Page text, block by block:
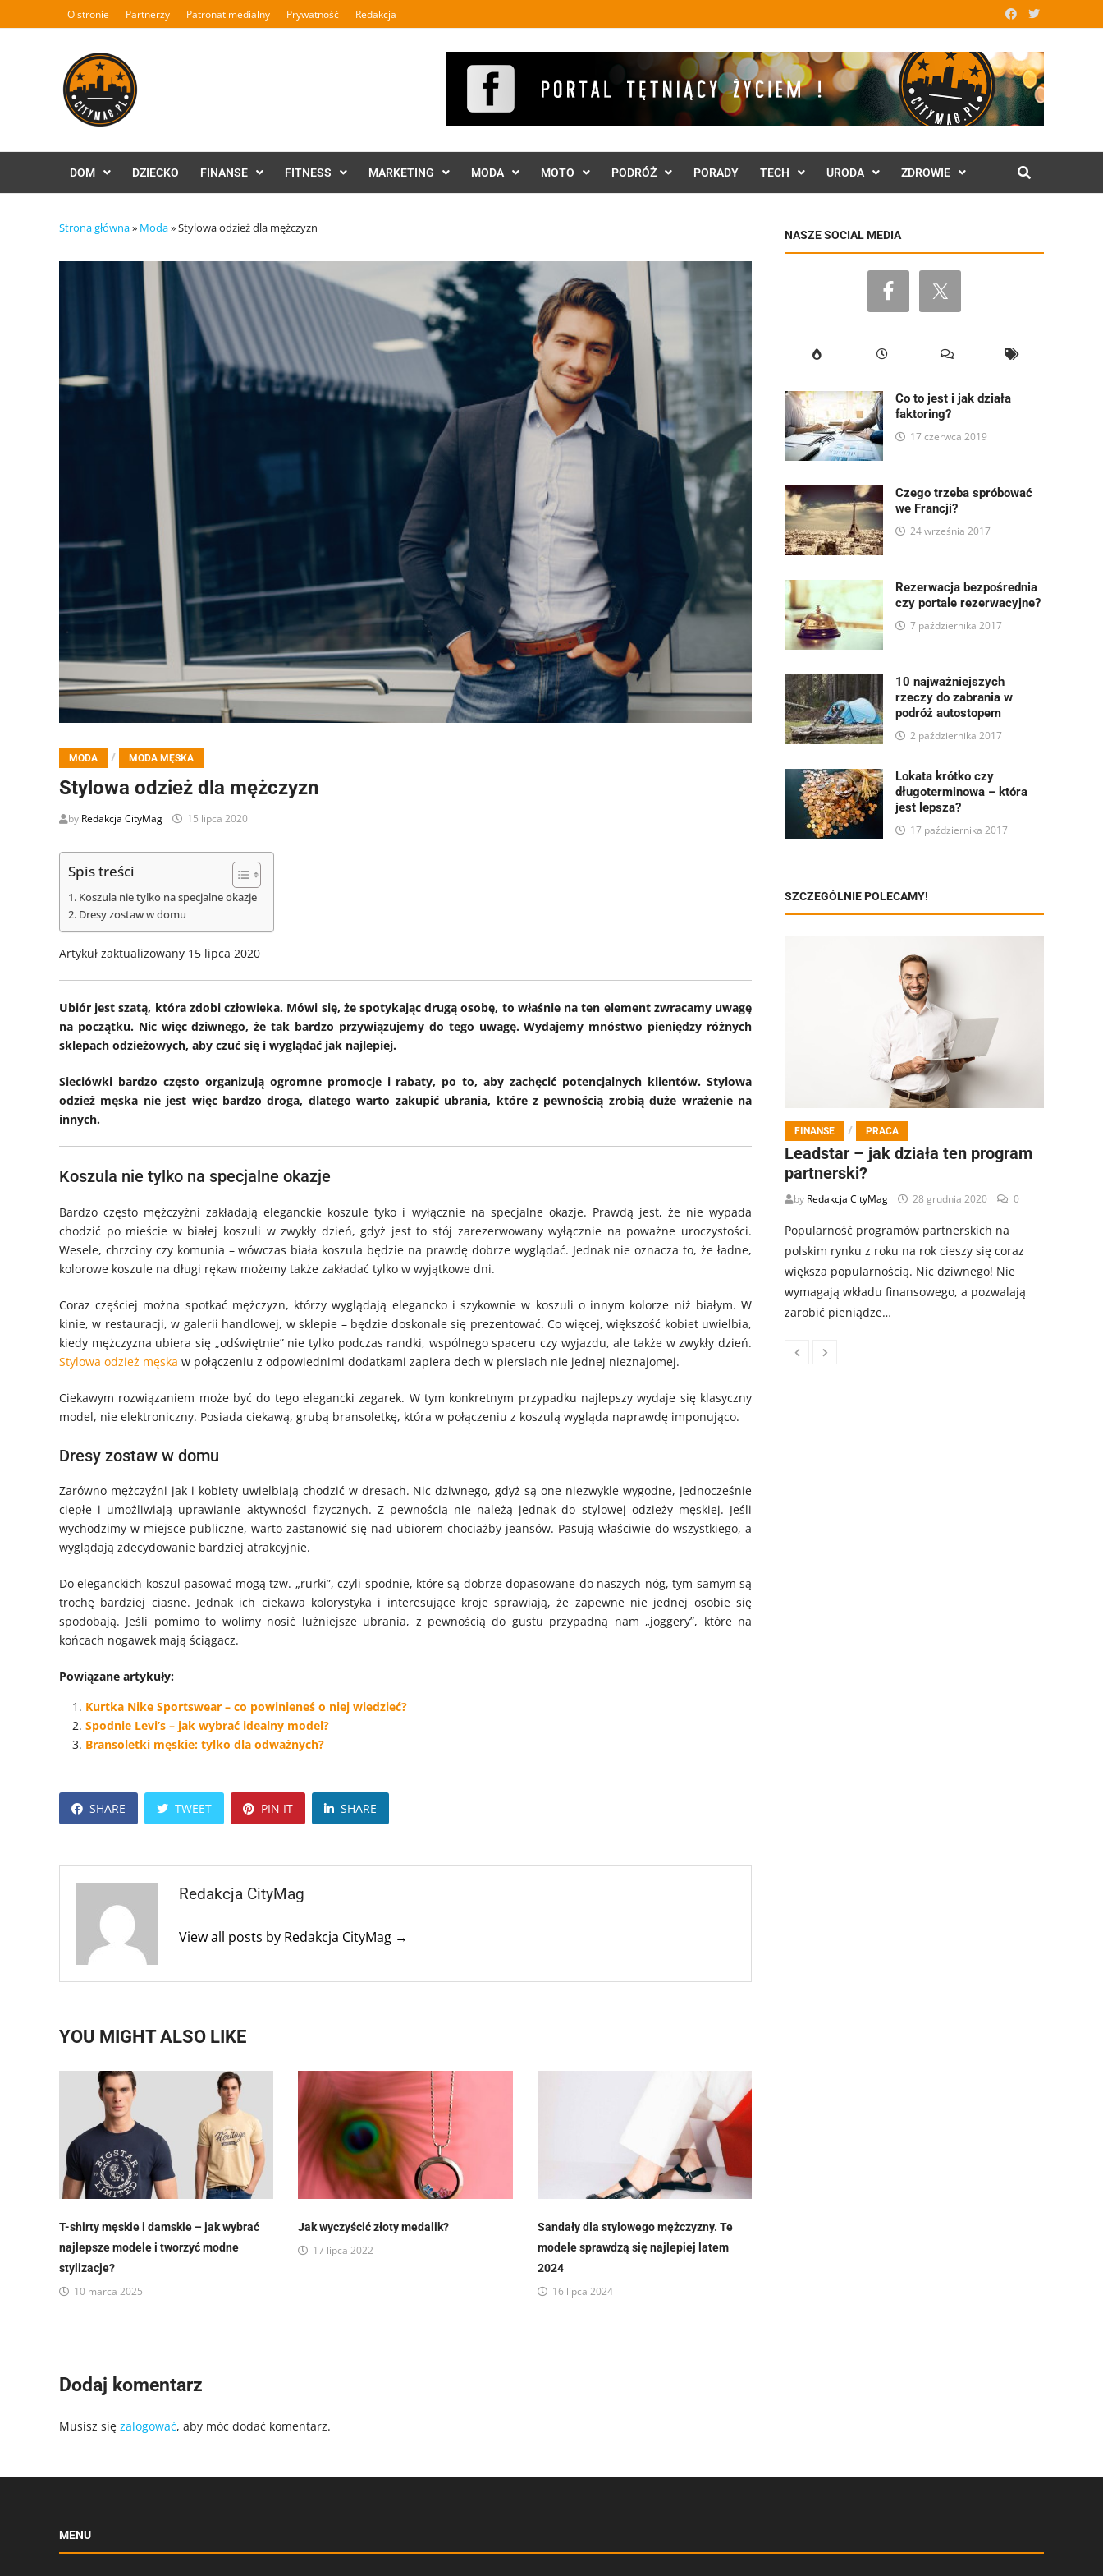
to
O stronie Partnerzy Patronat medialny Prywatność Redakcja
DOM DZIECKO FINANSE FITNESS MARKETING MODA MOTO PODRÓŻ PORADY TECH URODA ZDROWIE
Strona główna» Moda»Stylowa odzież dla mężczyzn
MODA / MODA MĘSKA
Stylowa odzież dla mężczyzn
by Redakcja CityMag 15 lipca 2020
Spis treści
Koszula nie tylko na specjalne okazje
Dresy zostaw w domu
Artykuł zaktualizowany 15 lipca 2020
Ubiór jest szatą, która zdobi człowieka. Mówi się, że spotykając drugą osobę, to właśnie na ten element zwracamy uwagę
na początku. Nic więc dziwnego, że tak bardzo przywiązujemy do tego uwagę. Wydajemy mnóstwo pieniędzy różnych
sklepach odzieżowych, aby czuć się i wyglądać jak najlepiej.
Sieciówki bardzo często organizują ogromne promocje i rabaty, po to, aby zachęcić potencjalnych klientów. Stylowa
odzież męska nie jest więc bardzo droga, dlatego warto zakupić ubrania, które z pewnością zrobią duże wrażenie na
innych.
Koszula nie tylko na specjalne okazje
Bardzo często mężczyźni zakładają eleganckie koszule tyko i wyłącznie na specjalne okazje. Prawdą jest, że nie wypada
chodzić po mieście w białej koszuli w zwykły dzień, gdyż jest to stój zarezerwowany wyłącznie na poważne uroczystości.
Wesele, chrzciny czy komunia – wówczas biała koszula będzie na prawdę dobrze wyglądać. Jednak nie oznacza to, że ładne,
kolorowe koszule na długi rękaw możemy także zakładać tylko w wyjątkowe dni.
Coraz częściej można spotkać mężczyzn, którzy wyglądają elegancko i szykownie w koszuli o innym kolorze niż białym. W
kinie, w restauracji, w galerii handlowej, w sklepie – będzie doskonale się prezentować. Co więcej, większość kobiet uwielbia,
kiedy mężczyzna ubiera się „odświętnie” nie tylko podczas randki, wspólnego spaceru czy wyjazdu, ale także w zwykły dzień.
Stylowa odzież męska w połączeniu z odpowiednimi dodatkami zapiera dech w piersiach nie jednej nieznajomej.
Ciekawym rozwiązaniem może być do tego elegancki zegarek. W tym konkretnym przypadku najlepszy wydaje się klasyczny
model, nie elektroniczny. Posiada ciekawą, grubą bransoletkę, która w połączeniu z koszulą wygląda naprawdę imponująco.
Dresy zostaw w domu
Zarówno mężczyźni jak i kobiety uwielbiają chodzić w dresach. Nic dziwnego, gdyż są one niezwykle wygodne, jednocześnie
ciepłe i umożliwiają uprawianie aktywności fizycznych. Z pewnością nie należą jednak do stylowej odzieży męskiej. Jeśli
wychodzimy w miejsce publiczne, warto zastanowić się nad ubiorem chociażby jeansów. Pasują właściwie do wszystkiego, a
wyglądają zdecydowanie bardziej atrakcyjnie.
Do eleganckich koszul pasować mogą tzw. „rurki”, czyli spodnie, które są dobrze dopasowane do naszych nóg, tym samym są
trochę bardziej ciasne. Jednak ich ciekawa kolorystyka i interesujące kroje sprawiają, że zapewne nie jednej osobie się
spodobają. Jeśli pomimo to wolimy nosić luźniejsze ubrania, z pewnością do gustu przypadną nam „joggery”, które na
końcach nogawek mają ściągacz.
Powiązane artykuły:
Kurtka Nike Sportswear – co powinieneś o niej wiedzieć?
Spodnie Levi’s – jak wybrać idealny model?
Bransoletki męskie: tylko dla odważnych?
SHARE TWEET PIN IT SHARE
Redakcja CityMag
View all posts by Redakcja CityMag →
YOU MIGHT ALSO LIKE
T-shirty męskie i damskie – jak wybrać
najlepsze modele i tworzyć modne
stylizacje?
10 marca 2025
Jak wyczyścić złoty medalik?
17 lipca 2022
Sandały dla stylowego mężczyzny. Te
modele sprawdzą się najlepiej latem
2024
16 lipca 2024
Dodaj komentarz
Musisz się zalogować, aby móc dodać komentarz.
NASZE SOCIAL MEDIA
Co to jest i jak działa
faktoring?
17 czerwca 2019
Czego trzeba spróbować
we Francji?
24 września 2017
Rezerwacja bezpośrednia
czy portale rezerwacyjne?
7 października 2017
10 najważniejszych
rzeczy do zabrania w
podróż autostopem
2 października 2017
Lokata krótko czy
długoterminowa – która
jest lepsza?
17 października 2017
SZCZEGÓLNIE POLECAMY!
FINANSE / PRACA
Leadstar – jak działa ten program
partnerski?
by Redakcja CityMag 28 grudnia 2020 0
Popularność programów partnerskich na
polskim rynku z roku na rok cieszy się coraz
większa popularnością. Nic dziwnego! Nie
wymagają wkładu finansowego, a pozwalają
zarobić pieniądze…
MENU